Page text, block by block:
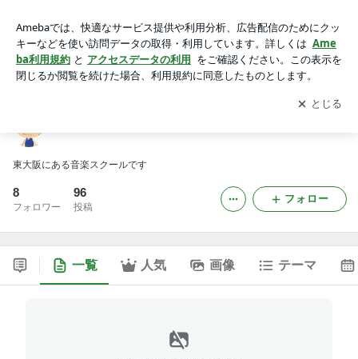
アプリをダウンロードして ブログの更新通知
を受け取りまし
ょう。
開く
東大阪にある音楽スクールです
8
フォロワー
96
投稿
フォロー
一覧 人気 画像 テーマ